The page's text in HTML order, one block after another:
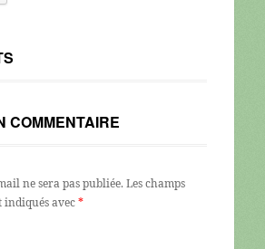
COMMENTAIRE
ne sera pas publiée. Les champs
indiqués avec*